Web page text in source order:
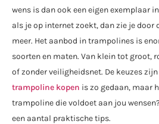
wens is dan ook een eigen exemplaar
als je op internet zoekt, dan zie je door
meer. Het aanbod in trampolines is
soorten en maten. Van klein tot groot,
of zonder veiligheidsnet. De keuzes
trampoline kopen is zo gedaan, maar
trampoline die voldoet aan jou
een aantal praktische tips.